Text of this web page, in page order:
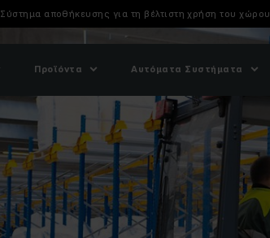
Σύστημα αποθήκευσης για τη βέλτιστη χρήση του χώρου
Προϊόντα Αυτόματα Συστήματα